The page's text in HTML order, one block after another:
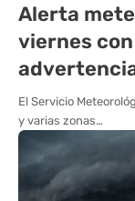
Alerta
viernes
El Servicio
y varias zonas…